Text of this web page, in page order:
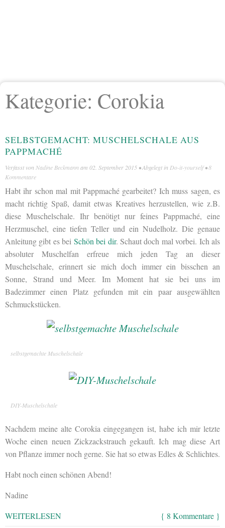
Kategorie: Corokia
SELBSTGEMACHT: MUSCHELSCHALE AUS
PAPPMACHÉ
Verfasst von Nadine Beckmann am 02. September 2015 • Abgelegt in Do-it-yourself•8
Kommentare
Habt ihr schon mal mit Pappmaché gearbeitet? Ich muss sagen, es
macht richtig Spaß, damit etwas Kreatives herzustellen, wie z.B.
diese Muschelschale. Ihr benötigt nur feines Pappmaché, eine
Herzmuschel, eine tiefen Teller und ein Nudelholz. Die genaue
Anleitung gibt es bei Schön bei dir. Schaut doch mal vorbei. Ich als
absoluter Muschelfan erfreue mich jeden Tag an dieser
Muschelschale, erinnert sie mich doch immer ein bisschen an
Sonne, Strand und Meer. Im Moment hat sie bei uns im
Badezimmer einen Platz gefunden mit ein paar ausgewählten
Schmuckstücken.
selbstgemachte Muschelschale
DIY-Muschelschale
Nachdem meine alte Corokia eingegangen ist, habe ich mir letzte
Woche einen neuen Zickzackstrauch gekauft. Ich mag diese Art
von Pflanze immer noch gerne. Sie hat so etwas Edles & Schlichtes.
Habt noch einen schönen Abend!
Nadine
WEITERLESEN
{ 8 Kommentare }